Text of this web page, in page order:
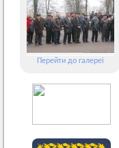
Перейти до галереї